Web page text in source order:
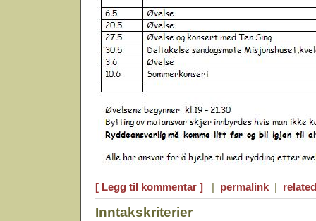
[ Legg til kommentar ] | permalink |
Inntakskriterier